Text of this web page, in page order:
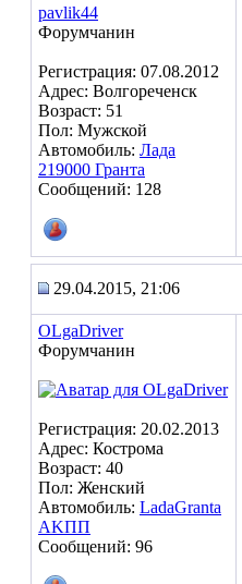
pavlik44
Форумчанин
Регистрация: 07.08.2012
Адрес: Волгореченск
Возраст: 51
Пол: Мужской
Автомобиль: Лада
219000 Гранта
Сообщений: 128
29.04.2015, 21:06
OLgaDriver
Форумчанин
Регистрация: 20.02.2013
Адрес: Кострома
Возраст: 40
Пол: Женский
Автомобиль: LadaGranta
AKПП
Сообщений: 96